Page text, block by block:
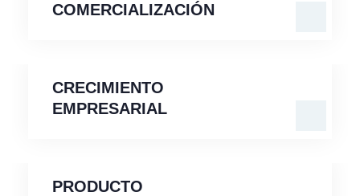
COMERCIALIZACIÓN
CRECIMIENTO
EMPRESARIAL
EMPRESARIAL
PRODUCTO